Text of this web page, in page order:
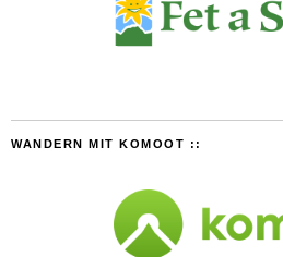
WANDERN MIT KOMOOT ::